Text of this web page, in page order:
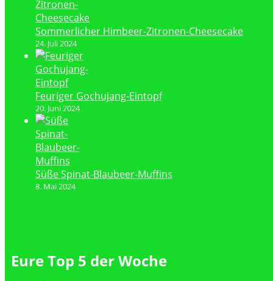
Sommerlicher Himbeer-Zitronen-Cheesecake
24. Juli 2024
Feuriger Gochujang-Eintopf
20. Juni 2024
Süße Spinat-Blaubeer-Muffins
8. Mai 2024
Eure Top 5 der Woche